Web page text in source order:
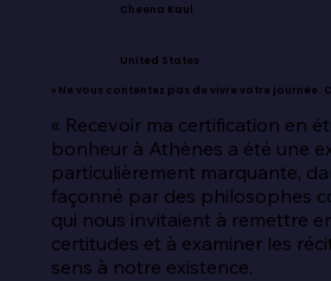
Cheena Kaul
United States
« Ne vous contentez pas de vivre votre journée.
« Recevoir ma certification en
bonheur à Athènes a été une
particulièrement marquante,
façonné par des philosophes
qui nous invitaient à remettre
certitudes et à examiner les
sens à notre existence.